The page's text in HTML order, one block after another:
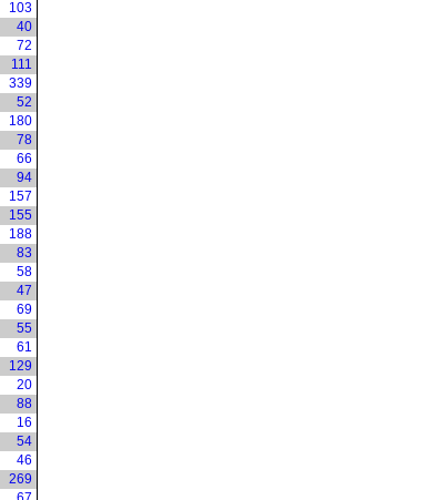
103
40
72
111
339
52
180
78
66
94
157
155
188
83
58
47
69
55
61
129
20
88
16
54
46
269